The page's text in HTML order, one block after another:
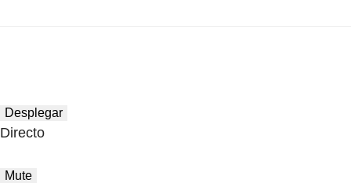
Desplegar
Directo
Mute